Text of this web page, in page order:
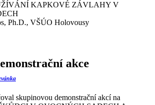
KAPKOVÉ ZÁVLAHY V
Ph.D., VŠÚO Holovousy
demonstrační akce
skupinovou demonstrační akcí na